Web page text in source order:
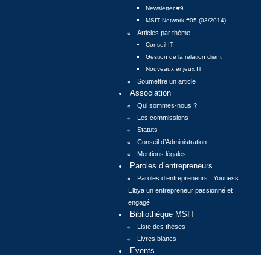
Newsletter #9
MSIT Network #05 (03/2014)
Articles par thème
Conseil IT
Gestion de la relation client
Nouveaux enjeux IT
Soumettre un article
Association
Qui sommes-nous ?
Les commissions
Statuts
Conseil d’Administration
Mentions légales
Paroles d’entrepreneurs
Paroles d’entrepreneurs : Youness
Elbya un entrepreneur passionné et
engagé
Bibliothèque MSIT
Liste des thèses
Livres blancs
Events